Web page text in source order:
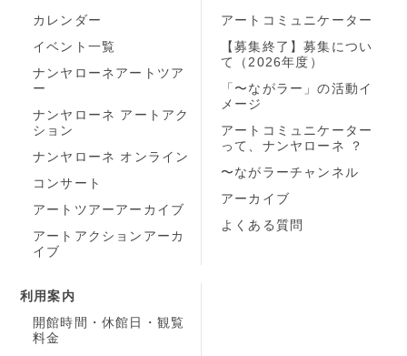
カレンダー
イベント一覧
ナンヤローネアートツア
ー
ナンヤローネ アートアク
ション
ナンヤローネ オンライン
コンサート
アートツアーアーカイブ
アートアクションアーカ
イブ
アートコミュニケーター
【募集終了】募集につい
て（2026年度）
「〜ながラー」の活動イ
メージ
アートコミュニケーター
って、ナンヤローネ ？
〜ながラーチャンネル
アーカイブ
よくある質問
利用案内
開館時間・休館日・観覧
料金